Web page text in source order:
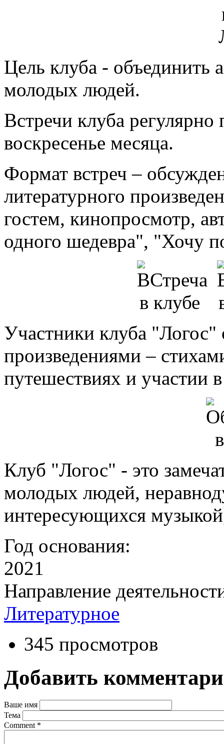
Цель клуба - объединить
молодых людей.
Встречи клуба регулярно
воскресенье месяца.
Формат встреч –
литературного
гостем, кинопросмотр,
одного шедевра", "Хочу
Участники клуба
произведениями –
путешествиях и участии
Клуб "Логос" - это
молодых людей,
интересующихся
Год основания:
2021
Направление
Литературное
345 просмотров
Добавить
Ваше имя
Тема
Comment *